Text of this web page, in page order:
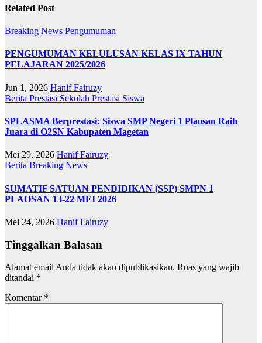
Related Post
Breaking News Pengumuman
PENGUMUMAN KELULUSAN KELAS IX TAHUN
PELAJARAN 2025/2026
Jun 1, 2026 Hanif Fairuzy
Berita Prestasi Sekolah Prestasi Siswa
SPLASMA Berprestasi: Siswa SMP Negeri 1 Plaosan Raih
Juara di O2SN Kabupaten Magetan
Mei 29, 2026 Hanif Fairuzy
Berita Breaking News
SUMATIF SATUAN PENDIDIKAN (SSP) SMPN 1
PLAOSAN 13-22 MEI 2026
Mei 24, 2026 Hanif Fairuzy
Tinggalkan Balasan
Alamat email Anda tidak akan dipublikasikan. Ruas yang wajib
ditandai *
Komentar *